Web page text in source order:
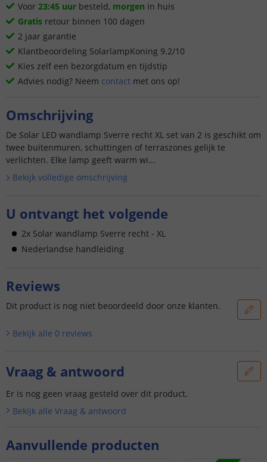
Voor 23:45 uur besteld, morgen in huis
Gratis retour binnen 100 dagen
2 jaar garantie
Klantbeoordeling SolarlampKoning 9.2/10
Kies zelf een bezorgdatum en tijdstip
Advies nodig? Neem contact met ons op!
Omschrijving
De Solar LED wandlamp Sverre recht XL set van 2 is geschikt om
twee buitenmuren, schuttingen of terraszones gelijk te
verlichten. Elke lamp geeft warm wi...
Bekijk volledige omschrijving
U ontvangt het volgende
2x Solar wandlamp Sverre recht - XL
Nederlandse handleiding
Aanvullende producten
Reviews
Dit product is nog niet beoordeeld door onze klanten.
Bekijk alle 0 reviews
Vraag & antwoord
Er is nog geen vraag gesteld over dit product.
Bekijk alle Vraag & antwoord